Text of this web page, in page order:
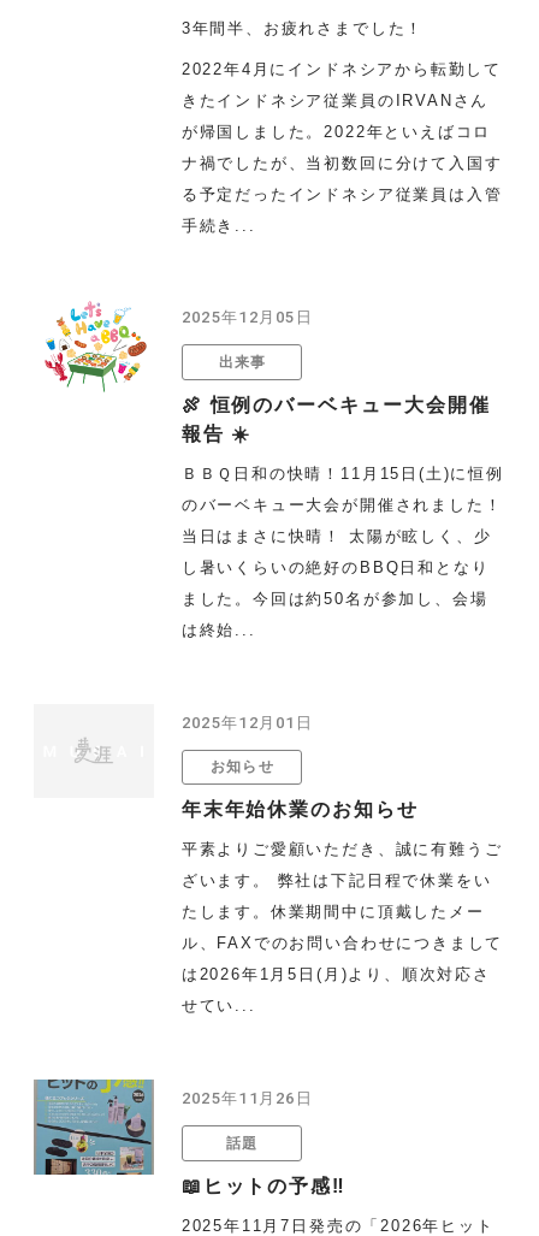
3年間半、お疲れさまでした！
2022年4月にインドネシアから転勤して
きたインドネシア従業員のIRVANさん
が帰国しました。2022年といえばコロ
ナ禍でしたが、当初数回に分けて入国す
る予定だったインドネシア従業員は入管
手続き...
2025年12月05日
出来事
🍖 恒例のバーベキュー大会開催
報告 ☀️
ＢＢＱ日和の快晴！11月15日(土)に恒例
のバーベキュー大会が開催されました！
当日はまさに快晴！ 太陽が眩しく、少
し暑いくらいの絶好のBBQ日和となり
ました。今回は約50名が参加し、会場
は終始...
2025年12月01日
お知らせ
年末年始休業のお知らせ
平素よりご愛顧いただき、誠に有難うご
ざいます。 弊社は下記日程で休業をい
たします。休業期間中に頂戴したメー
ル、FAXでのお問い合わせにつきまして
は2026年1月5日(月)より、順次対応さ
せてい...
2025年11月26日
話題
📖ヒットの予感‼
2025年11月7日発売の「2026年ヒット